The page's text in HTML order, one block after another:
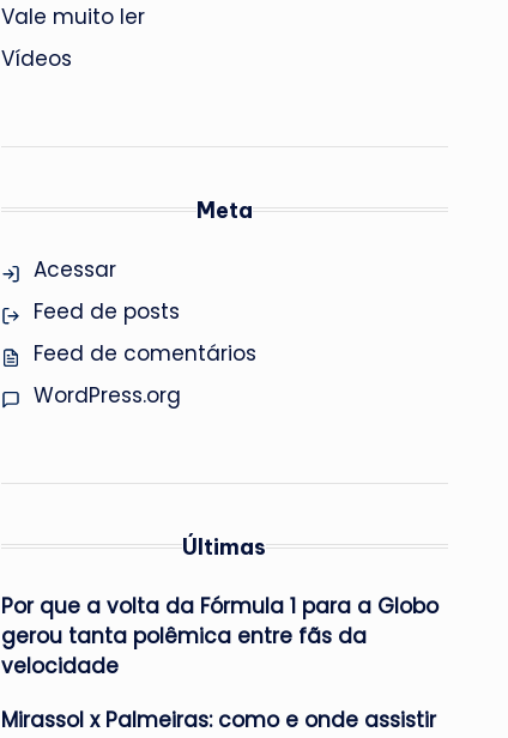
Vale muito ler
Vídeos
Meta
Acessar
Feed de posts
Feed de comentários
WordPress.org
Últimas
Por que a volta da Fórmula 1 para a Globo
gerou tanta polêmica entre fãs da
velocidade
Mirassol x Palmeiras: como e onde assistir